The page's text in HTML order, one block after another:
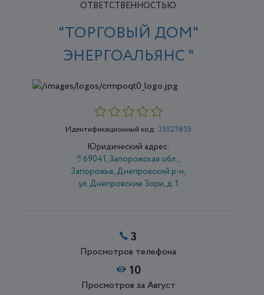
ОТВЕТСТВЕННОСТЬЮ
"ТОРГОВЫЙ ДОМ"
ЭНЕРГОАЛЬЯНС "
Идентификационный код: 33527835
Юридический адрес:
69041, Запорожская обл.,
Запорожье, Днепровский р-н,
ул. Днепровские Зори, д. 1
3
Просмотров телефона
10
Просмотров за Август